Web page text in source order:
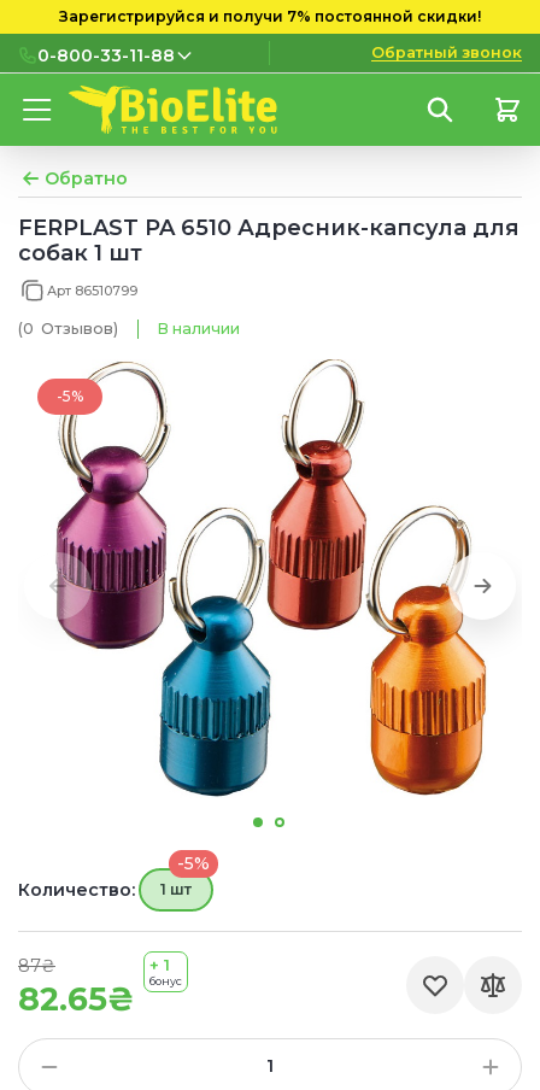
Зарегистрируйся и получи 7% постоянной скидки!
0-800-33-11-88
0-800-33-11-88
мобильных номеров
(097) 133 11 88
(095) 133 11 88
Обратный звонок
Обратно
FERPLAST PA 6510 Адресник-капсула для
собак 1 шт
Арт 86510799
(0 Отзывов) В наличии
-5%
82.65₴
87₴ + 1
бонус
Количество:
-5%
1 шт